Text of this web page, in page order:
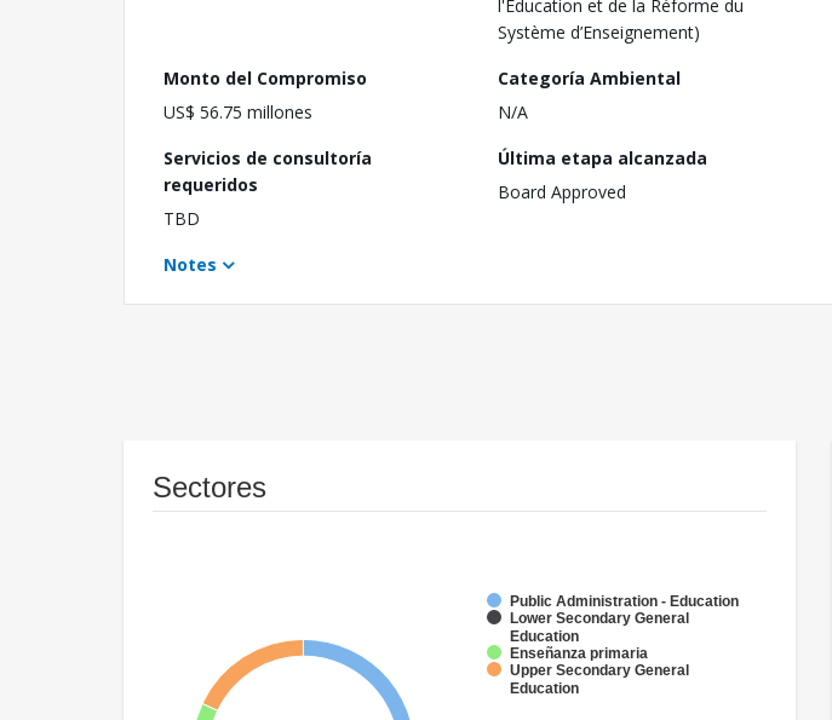
l'Education et de la Réforme du
Système d’Enseignement)
Monto del Compromiso
US$ 56.75 millones
Categoría Ambiental
N/A
Servicios de consultoría
requeridos
TBD
Última etapa alcanzada
Board Approved
Notes
Sectores
Public Administration - Education
Lower Secondary General
Education
Enseñanza primaria
Upper Secondary General
Education